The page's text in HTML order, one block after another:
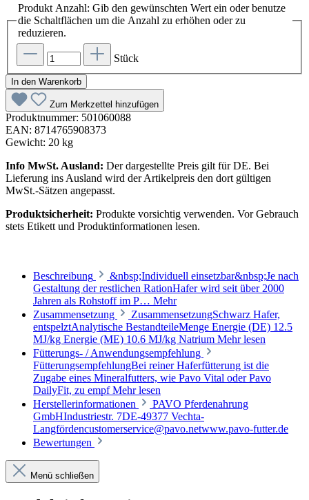
Produkt Anzahl: Gib den gewünschten Wert ein oder benutze
die Schaltflächen um die Anzahl zu erhöhen oder zu
reduzieren.
Stück
In den Warenkorb
Zum Merkzettel hinzufügen
Produktnummer: 501060088
EAN: 8714765908373
Gewicht: 20 kg
Info MwSt. Ausland: Der dargestellte Preis gilt für DE. Bei
Lieferung ins Ausland wird der Artikelpreis den dort gültigen
MwSt.-Sätzen angepasst.
Produktsicherheit: Produkte vorsichtig verwenden. Vor Gebrauch
stets Etikett und Produktinformationen lesen.
Beschreibung
&nbsp;Individuell einsetzbar&nbsp;Je nach
Gestaltung der restlichen RationHafer wird seit über 2000
Jahren als Rohstoff im P… Mehr
Zusammensetzung
ZusammensetzungSchwarz Hafer,
entspelztAnalytische BestandteileMenge Energie (DE) 12.5
MJ/kg Energie (ME) 10.6 MJ/kg Natrium Mehr lesen
Fütterungs- / Anwendungsempfehlung
FütterungsempfehlungBei reiner Haferfütterung ist die
Zugabe eines Mineralfutters, wie Pavo Vital oder Pavo
DailyFit, zu empfMehr lesen
Herstellerinformationen
PAVO Pferdenahrung
GmbHIndustriestr. 7DE-49377 Vechta-
Langfördencustomerservice@pavo.netwww.pavo-futter.de
Bewertungen
Menü schließen